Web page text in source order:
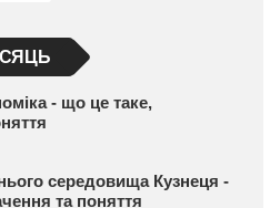
- що це таке,
середовища Кузнеця -
та поняття